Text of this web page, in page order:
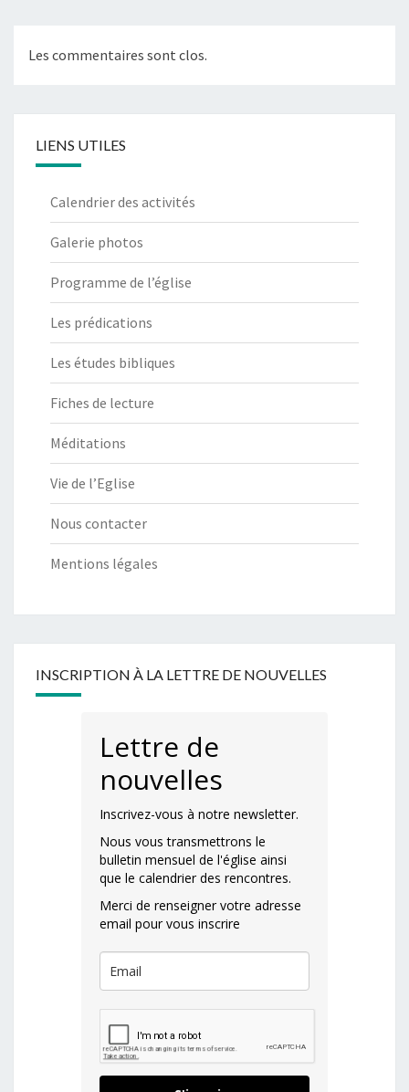
Les commentaires sont clos.
LIENS UTILES
Calendrier des activités
Galerie photos
Programme de l’église
Les prédications
Les études bibliques
Fiches de lecture
Méditations
Vie de l’Eglise
Nous contacter
Mentions légales
INSCRIPTION À LA LETTRE DE NOUVELLES
Lettre de
nouvelles
Inscrivez-vous à notre newsletter.
Nous vous transmettrons le
bulletin mensuel de l'église ainsi
que le calendrier des rencontres.
Merci de renseigner votre adresse
email pour vous inscrire